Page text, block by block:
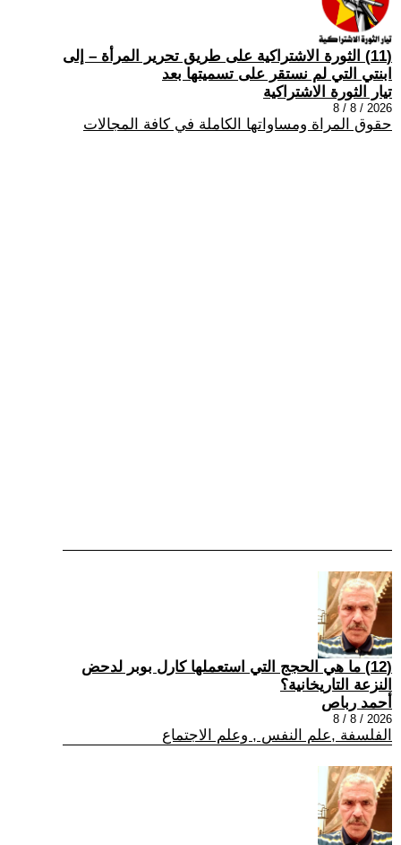
(11) الثورة الاشتراكية على طريق تحرير المرأة – إلى
ابنتي التي لم نستقر على تسميتها بعد
تيار الثورة الاشتراكية
2026 / 8 / 8
حقوق المراة ومساواتها الكاملة في كافة المجالات
(12) ما هي الحجج التي استعملها كارل بوبر لدحض
النزعة التاريخانية؟
أحمد رباص
2026 / 8 / 8
الفلسفة ,علم النفس , وعلم الاجتماع